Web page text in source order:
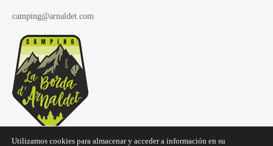
camping@arnaldet.com
Utilizamos cookies para almacenar y acceder a información en su